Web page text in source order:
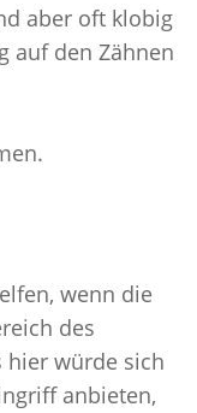
aber oft klobig
auf den Zähnen
wenn die
des
hier würde sich
anbieten,